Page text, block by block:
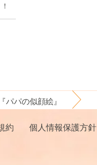
パの似顔絵』
約 個人情報保護方針